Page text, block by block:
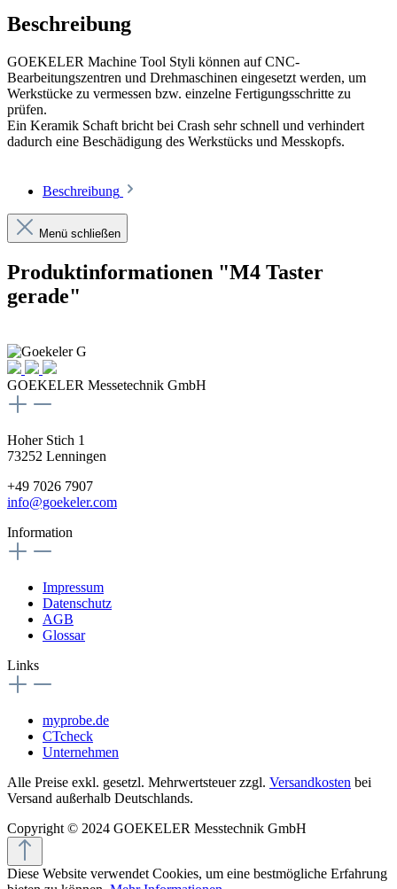
Beschreibung
GOEKELER Machine Tool Styli können auf CNC-
Bearbeitungszentren und Drehmaschinen eingesetzt werden, um
Werkstücke zu vermessen bzw. einzelne Fertigungsschritte zu
prüfen.
Ein Keramik Schaft bricht bei Crash sehr schnell und verhindert
dadurch eine Beschädigung des Werkstücks und Messkopfs.
Beschreibung
Menü schließen
Produktinformationen "M4 Taster
gerade"
GOEKELER Messetechnik GmbH
Hoher Stich 1
73252 Lenningen
+49 7026 7907
info@goekeler.com
Information
Impressum
Datenschutz
AGB
Glossar
Links
myprobe.de
CTcheck
Unternehmen
Alle Preise exkl. gesetzl. Mehrwertsteuer zzgl. Versandkosten bei
Versand außerhalb Deutschlands.
Copyright © 2024 GOEKELER Messtechnik GmbH
Diese Website verwendet Cookies, um eine bestmögliche Erfahrung